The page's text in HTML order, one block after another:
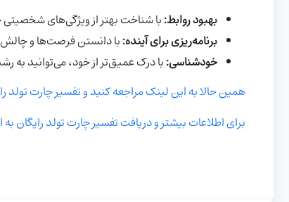
بهبود روابط:با شناخت بهتر از ویژگی‌های شخصیتی
برنامه‌ریزی برای آینده:با دانستن فرصت‌ها و
خودشناسی:با درک عمیق‌تر از خود، می‌توانید
همین حالا به این لینک مراجعه کنید و تفسیر چارت تولد
برای اطلاعات بیشتر و دریافت تفسیر چارت تولد رایگان